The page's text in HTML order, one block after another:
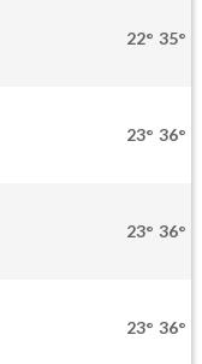
22° 35°
23° 36°
23° 36°
23° 36°